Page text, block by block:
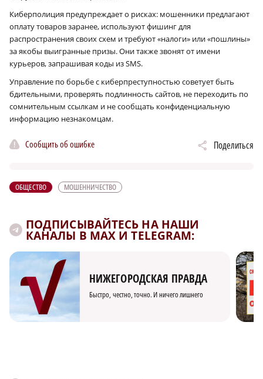
Киберполиция предупреждает о рисках: мошенники предлагают
оплату товаров заранее, используют фишинг для
распространения своих схем и требуют «налоги» или «пошлины»
за якобы выигранные призы. Они также звонят от имени
курьеров, запрашивая коды из SMS.
Управление по борьбе с киберпреступностью советует быть
бдительными, проверять подлинность сайтов, не переходить по
сомнительным ссылкам и не сообщать конфиденциальную
информацию незнакомцам.
Сообщить об ошибке Поделиться
ОБЩЕСТВО МОШЕННИЧЕСТВО
ПОДПИСЫВАЙТЕСЬ НА НАШИ
КАНАЛЫ В MAX И TELEGRAM:
НИЖЕГОРОДСКАЯ ПРАВДА
Быстро, честно, точно. И ничего лишнего